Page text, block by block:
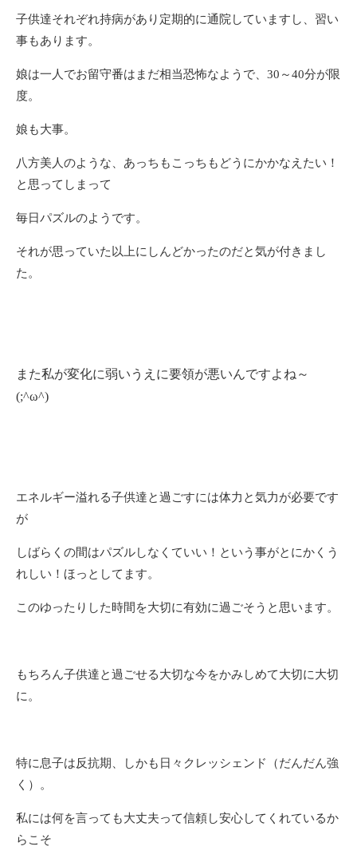
子供達それぞれ持病があり定期的に通院していますし、習い
事もあります。
娘は一人でお留守番はまだ相当恐怖なようで、30～40分が限
度。
娘も大事。
八方美人のような、あっちもこっちもどうにかかなえたい！
と思ってしまって
毎日パズルのようです。
それが思っていた以上にしんどかったのだと気が付きまし
た。
また私が変化に弱いうえに要領が悪いんですよね～
(;^ω^)
エネルギー溢れる子供達と過ごすには体力と気力が必要です
が
しばらくの間はパズルしなくていい！という事がとにかくう
れしい！ほっとしてます。
このゆったりした時間を大切に有効に過ごそうと思います。
もちろん子供達と過ごせる大切な今をかみしめて大切に大切
に。
特に息子は反抗期、しかも日々クレッシェンド（だんだん強
く）。
私には何を言っても大丈夫って信頼し安心してくれているか
らこそ